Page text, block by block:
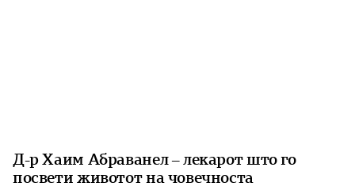
Д-р Хаим Абраванел – лекарот што го
посвети животот на човечноста